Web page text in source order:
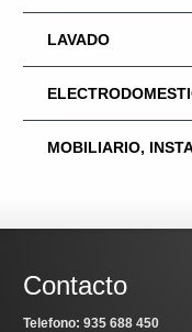
LAVADO
MOBILIARIO,
Contacto
Telefono: 935 688 450